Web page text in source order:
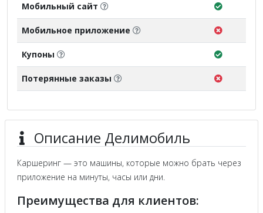
Мобильный сайт
Мобильное приложение
Купоны
Потерянные заказы
Описание Делимобиль
Каршеринг — это машины, которые можно брать через
приложение на минуты, часы или дни.
Преимущества для клиентов: